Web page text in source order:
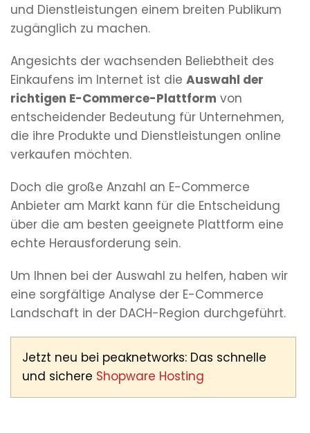
und Dienstleistungen einem breiten Publikum
zugänglich zu machen.
Angesichts der wachsenden Beliebtheit des
Einkaufens im Internet ist die Auswahl der
richtigen E-Commerce-Plattform von
entscheidender Bedeutung für Unternehmen,
die ihre Produkte und Dienstleistungen online
verkaufen möchten.
Doch die große Anzahl an E-Commerce
Anbieter am Markt kann für die Entscheidung
über die am besten geeignete Plattform eine
echte Herausforderung sein.
Um Ihnen bei der Auswahl zu helfen, haben wir
eine sorgfältige Analyse der E-Commerce
Landschaft in der DACH-Region durchgeführt.
Jetzt neu bei peaknetworks: Das schnelle
und sichere Shopware Hosting